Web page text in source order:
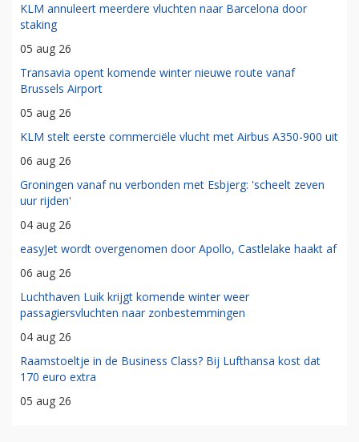
KLM annuleert meerdere vluchten naar Barcelona door
staking
05 aug 26
Transavia opent komende winter nieuwe route vanaf
Brussels Airport
05 aug 26
KLM stelt eerste commerciële vlucht met Airbus A350-900 uit
06 aug 26
Groningen vanaf nu verbonden met Esbjerg: 'scheelt zeven
uur rijden'
04 aug 26
easyJet wordt overgenomen door Apollo, Castlelake haakt af
06 aug 26
Luchthaven Luik krijgt komende winter weer
passagiersvluchten naar zonbestemmingen
04 aug 26
Raamstoeltje in de Business Class? Bij Lufthansa kost dat
170 euro extra
05 aug 26